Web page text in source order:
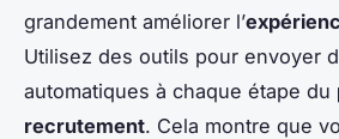
grandement améliorer l’
Utilisez des outils pour envoyer
automatiques à chaque étape du
recrutement. Cela montre que